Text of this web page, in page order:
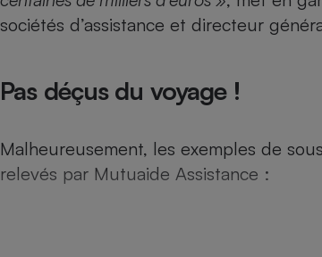
sociétés d’assistance et directeur
Pas déçus du voyage !
Malheureusement, les exemples de
relevés par Mutuaide Assistance :
Sécurité